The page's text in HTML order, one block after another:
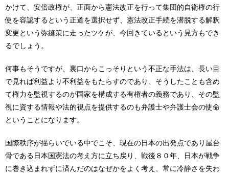
かけて、安倍政権が、正面から憲法改正を行って集団的自衛権の行
使を容認するという正道を選択せず、憲法改正手続を潜脱する解釈
変更という弥縫策に走ったツケが、今回きているという見方もでき
るでしょう。
何事もそうですが、裏口からこっそりという不正な手法は、長い目
で見れば利益より不利益をもたらすのであり、そうしたことも含め
て権力を監視するのが国家を構成する有権者の義務であり、その監
視に資する情報や法的視点を提供するのも弁護士や弁護士会の使命
ということになります。
国際秩序が揺らいでいる中でこそ、現在の日本の出発点であり屋台
骨である日本国憲法の考え方に立ち戻り、戦後８０年、日本が戦争
に巻き込まれずに済んだのはなぜかをよく考え、常に冷静さを失わ